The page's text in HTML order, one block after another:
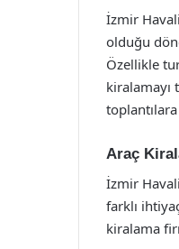
İzmir
olduğu
Özellikle
kiralamayı
Araç
İzmir
farklı
kiralama